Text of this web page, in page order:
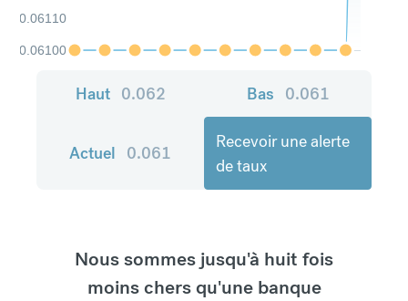
0.06100
0.06110
Haut 0.062 Bas 0.061
Actuel 0.061
Recevoir une alerte
de taux
Nous sommes jusqu'à huit fois
moins chers qu'une banque